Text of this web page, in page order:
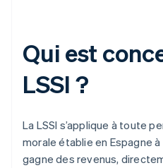
Qui est
LSSI ?
La LSSI s’applique à toute
morale établie en Espagne
gagne des revenus,